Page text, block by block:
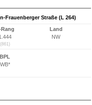
Frauenberger Straße (L 264)
Rang
(861)
Land
NW
BPL
WB*